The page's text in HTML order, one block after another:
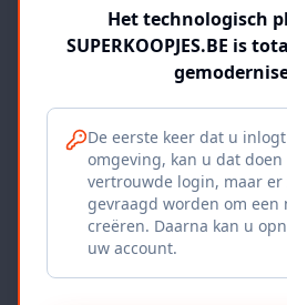
Iepers
Ieper,
Het technologisch
SUPERKOOPJES.BE is
De eerste keer dat u
omgeving, kan u dat
vertrouwde login, maar
gevraagd worden om een
creëren. Daarna kan u
uw account.